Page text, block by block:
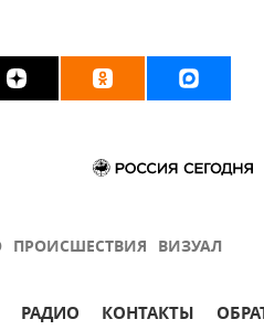
ПРОИСШЕСТВИЯ ВИЗУАЛ
РАДИО КОНТАКТЫ